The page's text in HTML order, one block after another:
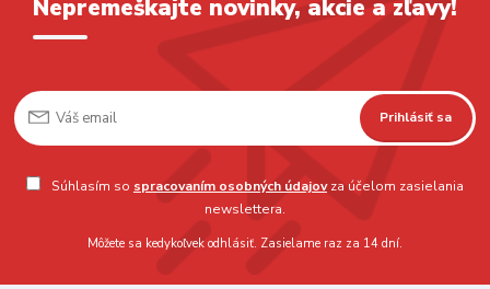
Nepremeškajte novinky, akcie a zľavy!
Prihlásiť sa
Súhlasím so spracovaním osobných údajovza účelom zasielania
newslettera.
Môžete sa kedykoľvek odhlásiť. Zasielame raz za 14 dní.